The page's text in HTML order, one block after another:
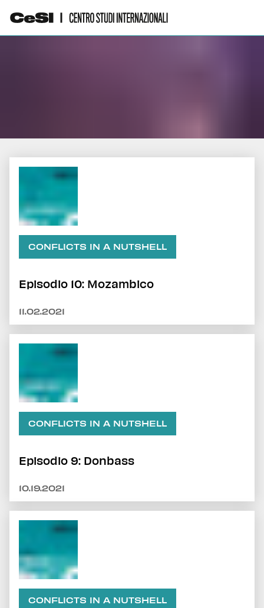
CONFLICTS IN A NUTSHELL
Episodio 10: Mozambico
11.02.2021
CONFLICTS IN A NUTSHELL
Episodio 9: Donbass
10.19.2021
CONFLICTS IN A NUTSHELL